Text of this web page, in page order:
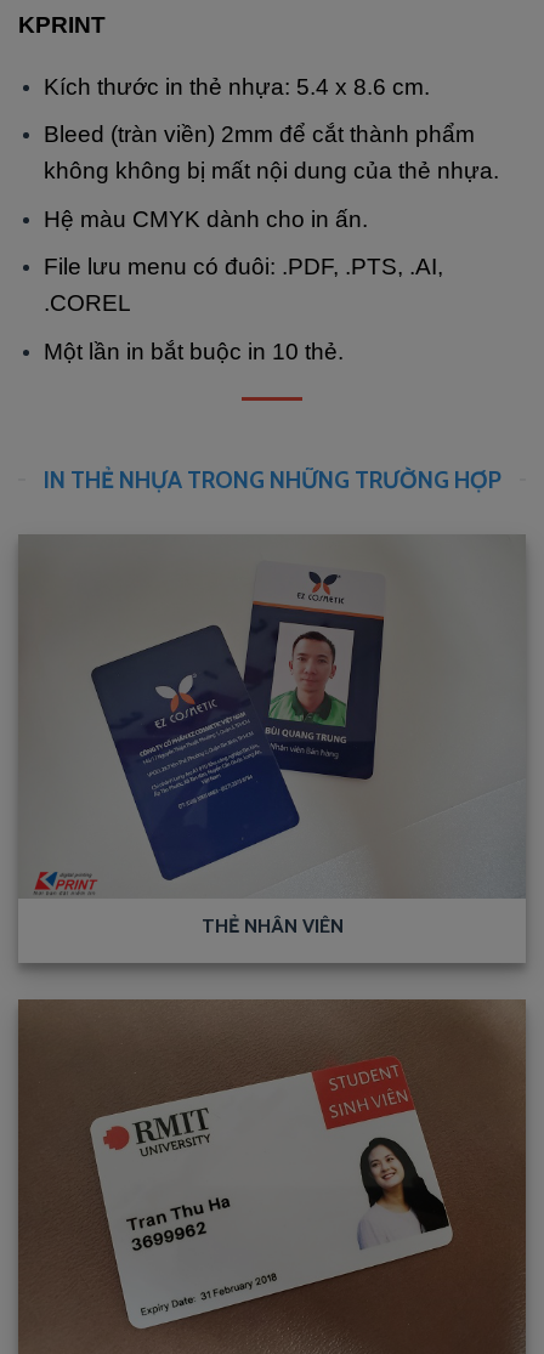
KPRINT
Kích thước in thẻ nhựa: 5.4 x 8.6 cm.
Bleed (tràn viền) 2mm để cắt thành phẩm
không không bị mất nội dung của thẻ nhựa.
Hệ màu CMYK dành cho in ấn.
File lưu menu có đuôi: .PDF, .PTS, .AI,
.COREL
Một lần in bắt buộc in 10 thẻ.
IN THẺ NHỰA TRONG NHỮNG TRƯỜNG HỢP
THẺ NHÂN VIÊN